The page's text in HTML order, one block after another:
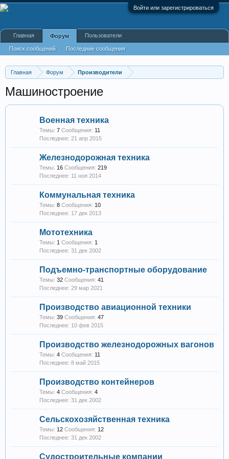
Войти или зарегистрироваться
Главная Форум Производители
Машиностроение
Военная техника
Темы: 7 Сообщения: 11
21 апр 2015
Железнодорожная техника
Темы: 16 Сообщения: 219
11 ноя 2014
Коммунальная техника
Темы: 8 Сообщения: 10
17 дек 2013
Мототехника
Темы: 1 Сообщения: 1
31 дек 2002
Подъемно-транспортные оборудование
Темы: 32 Сообщения: 41
29 мар 2021
Производство авиационной техники
Темы: 39 Сообщения: 47
10 фев 2015
Производство железнодорожных вагонов
Темы: 4 Сообщения: 11
8 май 2015
Производство контейнеров
Темы: 4 Сообщения: 4
31 дек 2002
Сельскохозяйственная техника
Темы: 12 Сообщения: 12
31 дек 2002
Судостроительные компании
Главная Форум
Поиск сообщений Последние сообщения
Пользователи